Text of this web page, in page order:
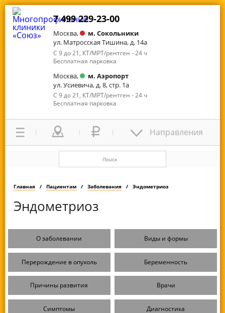
7 499 229-23-00
Москва,
м. Сокольники
ул. Матросская Тишина, д. 14а
С 9 до 21, КТ/МРТ/рентген - 24 ч
Бесплатная парковка
Москва,
м. Аэропорт
ул. Усиевича, д. 8, стр. 1а
С 9 до 21, КТ/МРТ/рентген - 24 ч
Бесплатная парковка
Направления
Главная Пациентам Заболевания Эндометриоз
Эндометриоз
О заболевании Виды и формы
Перерождение в опухоль Беременность
Причины развития Врачи
Симптомы Диагностика